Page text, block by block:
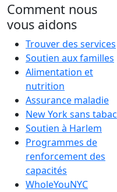
Comment nous
vous aidons
Trouver des services
Soutien aux familles
Alimentation et
nutrition
Assurance maladie
New York sans tabac
Soutien à Harlem
Programmes de
renforcement des
capacités
WholeYouNYC